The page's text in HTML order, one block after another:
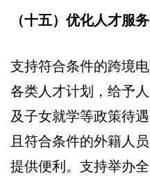
（十五）优化人才服
支持符合条件的跨境
各类人才计划，给予
及子女就学等政策待
且符合条件的外籍人
提供便利。支持举办